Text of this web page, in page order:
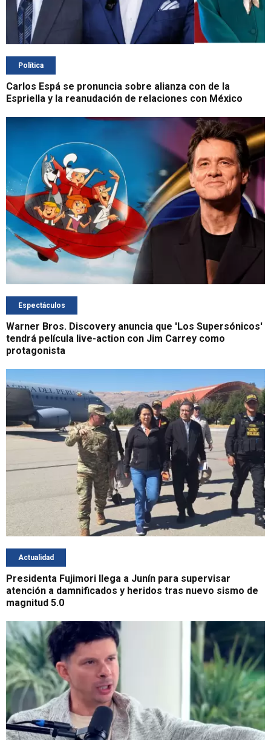
Política
Carlos Espá se pronuncia sobre alianza con de la
Espriella y la reanudación de relaciones con México
Espectáculos
Warner Bros. Discovery anuncia que 'Los Supersónicos'
tendrá película live-action con Jim Carrey como
protagonista
Actualidad
Presidenta Fujimori llega a Junín para supervisar
atención a damnificados y heridos tras nuevo sismo de
magnitud 5.0